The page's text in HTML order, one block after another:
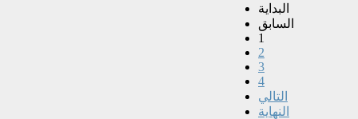
البداية
السابق
1
2
3
4
التالي
النهاية